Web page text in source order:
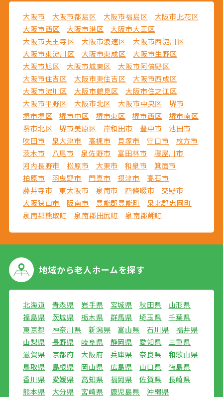
大阪市 大阪市都島区 大阪市福島区
大阪市此花区
大阪市西区
大阪市港区
大阪市大正区
大阪市天王寺区
大阪市浪速区
大阪市西淀川区
大阪市東淀川区
大阪市東成区
大阪市生野区
大阪市旭区
大阪市城東区
大阪市阿倍野区
大阪市住吉区
大阪市東住吉区
大阪市西成区
大阪市淀川区
大阪市鶴見区
大阪市住之江区
大阪市平野区
大阪市北区 大阪市中央区
堺市
堺市堺区
堺市中区 堺市東区 堺市西区
堺市南区
堺市北区
堺市美原区 岸和田市 豊中市
池田市
吹田市
泉大津市 高槻市 貝塚市 守口市
枚方市
茨木市
八尾市 泉佐野市 富田林市
寝屋川市
河内長野市
松原市 大東市 和泉市
箕面市
柏原市
羽曳野市 門真市 摂津市
高石市
藤井寺市
東大阪市 泉南市 四條畷市
交野市
大阪狭山市
阪南市 豊能郡豊能町
泉北郡忠岡町
泉南郡熊取町
泉南郡田尻町 泉南郡岬町
地域から老人ホームを探す
北海道 青森県 岩手県 宮城県 秋田県
山形県
福島県
茨城県 栃木県 群馬県 埼玉県
千葉県
東京都
神奈川県 新潟県 富山県 石川県
福井県
山梨県
長野県 岐阜県 静岡県 愛知県
三重県
滋賀県
京都府 大阪府 兵庫県 奈良県
和歌山県
鳥取県
島根県 岡山県 広島県 山口県
徳島県
香川県
愛媛県 高知県 福岡県 佐賀県
長崎県
熊本県
大分県 宮崎県 鹿児島県 沖縄県